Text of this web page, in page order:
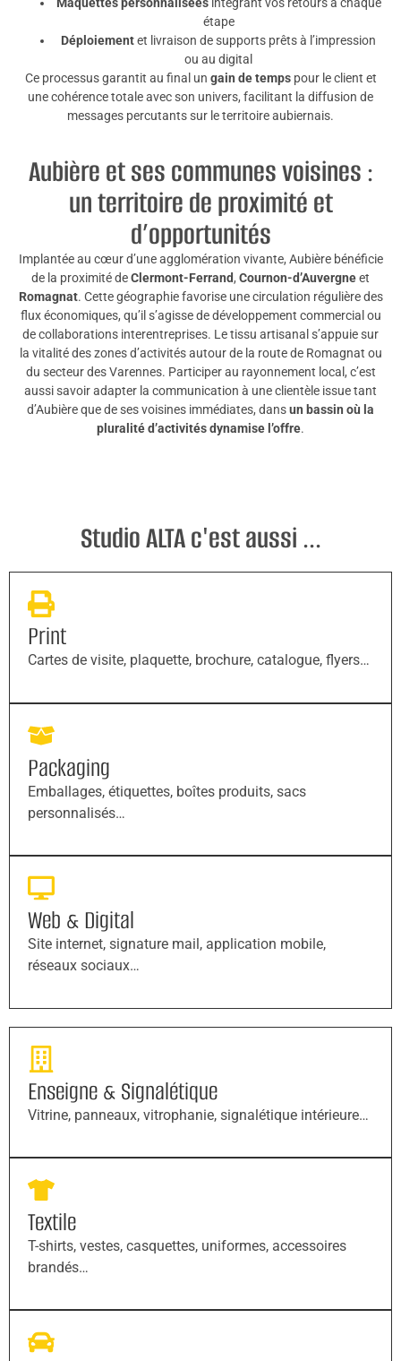
étape
Déploiementet livraison de supports prêts à l’impression
ou au digital
Ce processus garantit au final un gain de tempspour le client et
une cohérence totale avec son univers, facilitant la diffusion de
messages percutants sur le territoire aubiernais.
Aubière et ses communes voisines :
un territoire de proximité et
d’opportunités
Implantée au cœur d’une agglomération vivante, Aubière bénéficie
de la proximité deClermont-Ferrand, Cournon-d’Auvergneet
Romagnat. Cette géographie favorise une circulation régulière des
flux économiques, qu’il s’agisse de développement commercial ou
de collaborations interentreprises. Le tissu artisanal s’appuie sur
la vitalité des zones d’activités autour de la route de Romagnat ou
du secteur des Varennes. Participer au rayonnement local, c’est
aussi savoir adapter la communication à une clientèle issue tant
d’Aubière que de ses voisines immédiates, dansun bassin où la
pluralité d’activités dynamise l’offre.
Studio ALTA c'est aussi ...
Print
Cartes de visite, plaquette, brochure, catalogue, flyers…
Packaging
Emballages, étiquettes, boîtes produits, sacs
personnalisés…
Web & Digital
Site internet, signature mail, application mobile,
réseaux sociaux…
Enseigne & Signalétique
Vitrine, panneaux, vitrophanie, signalétique intérieure…
Textile
T-shirts, vestes, casquettes, uniformes, accessoires
brandés…